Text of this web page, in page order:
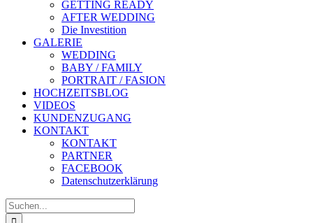
GETTING READY
AFTER WEDDING
Die Investition
GALERIE
WEDDING
BABY / FAMILY
PORTRAIT / FASION
HOCHZEITSBLOG
VIDEOS
KUNDENZUGANG
KONTAKT
KONTAKT
PARTNER
FACEBOOK
Datenschutzerklärung
Suche
nach: